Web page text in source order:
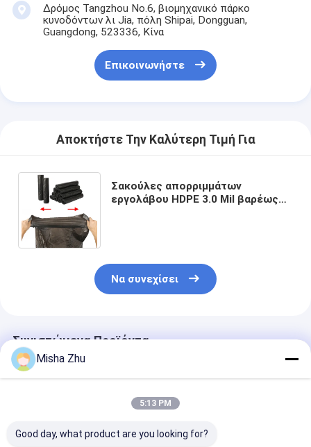
Δρόμος Tangzhou No.6, βιομηχανικό πάρκο
κυνοδόντων λι Jia, πόλη Shipai, Dongguan,
Guangdong, 523336, Κίνα
Επικοινωνήστε
Αποκτήστε Την Καλύτερη Τιμή Για
Σακούλες απορριμμάτων
εργολάβου HDPE 3.0 Mil βαρέως
Να συνεχίσει
Συνιστώμενα Προϊόντα
Misha Zhu
5:13 PM
Good day, what product are you looking for?